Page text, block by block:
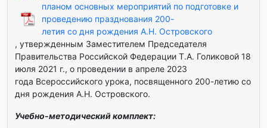
планом основных мероприятий по подготовке и
проведению празднования 200-
летия со дня рождения А.Н. Островского
, утвержденным Заместителем Председателя
Правительства Российской Федерации Т.А. Голиковой 18
июля 2021 г., о проведении в апреле 2023
года Всероссийского урока, посвященного 200-летию со
дня рождения А.Н. Островского.
Учебно-методический комплект: